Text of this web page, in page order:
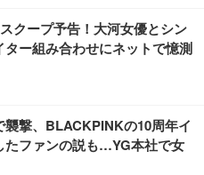
クープ予告！大河女優とシン
ター組み合わせにネットで憶測
襲撃、BLACKPINKの10周年イ
たファンの説も…YG本社で女